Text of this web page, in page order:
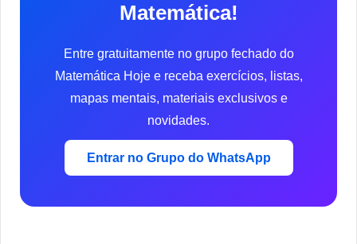
Matemática!
Entre gratuitamente no grupo fechado do
Matemática Hoje e receba exercícios, listas,
mapas mentais, materiais exclusivos e
novidades.
Entrar no Grupo do WhatsApp